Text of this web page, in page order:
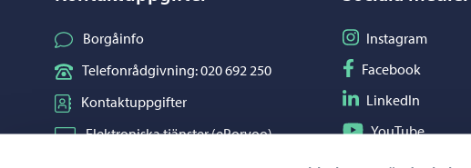
Borgåinfo
Telefonrådgivning: 020 692 250
Kontaktuppgifter
Elektroniska tjänster (ePorvoo)
Följ på Instagram
Instagram
Följ på Facebook
Facebook
Följ på LinkedIn
LinkedIn
Följ på YouTube
YouTube